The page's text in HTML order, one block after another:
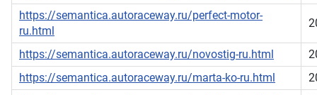
https://semantica.autoraceway.ru/perfect-motor-
ru.html
https://semantica.autoraceway.ru/novostig-ru.html
https://semantica.autoraceway.ru/marta-ko-ru.html